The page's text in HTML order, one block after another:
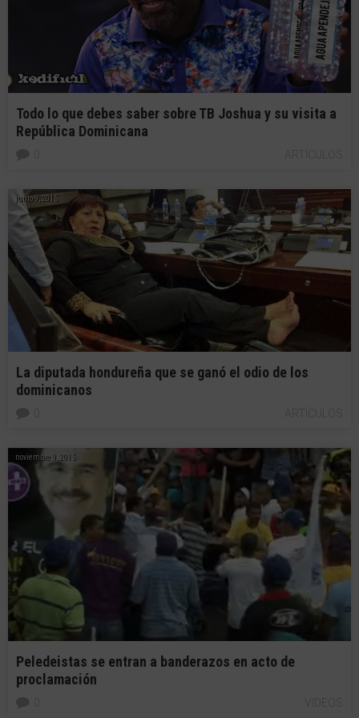
Todo lo que debes saber sobre TB Joshua y su visita a
República Dominicana
junio 9, 2015
La diputada hondureña que se ganó el odio de los
dominicanos
noviembre 9, 2015
Peledeistas se entran a banderazos en acto de
proclamación